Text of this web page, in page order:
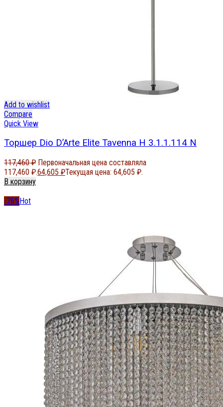
Add to wishlist
Compare
Quick View
Торшер Dio D’Arte Elite Tavenna H 3.1.1.114 N
117,460₽ Первоначальная цена составляла
117,460 ₽.64,605 ₽Текущая цена: 64,605 ₽.
В корзину
-76%Hot